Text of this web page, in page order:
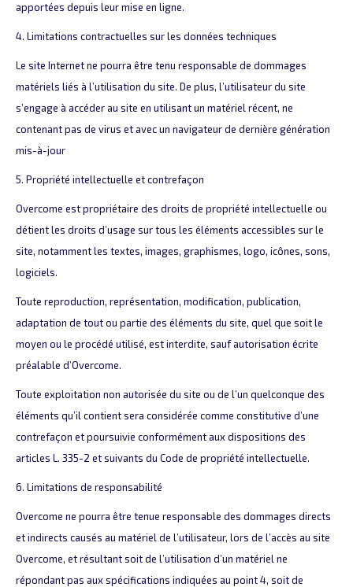
apportées depuis leur mise en ligne.
4. Limitations contractuelles sur les données techniques
Le site Internet ne pourra être tenu responsable de dommages
matériels liés à l’utilisation du site. De plus, l’utilisateur du site
s’engage à accéder au site en utilisant un matériel récent, ne
contenant pas de virus et avec un navigateur de dernière génération
mis-à-jour
5. Propriété intellectuelle et contrefaçon
Overcome est propriétaire des droits de propriété intellectuelle ou
détient les droits d’usage sur tous les éléments accessibles sur le
site, notamment les textes, images, graphismes, logo, icônes, sons,
logiciels.
Toute reproduction, représentation, modification, publication,
adaptation de tout ou partie des éléments du site, quel que soit le
moyen ou le procédé utilisé, est interdite, sauf autorisation écrite
préalable d’Overcome.
Toute exploitation non autorisée du site ou de l’un quelconque des
éléments qu’il contient sera considérée comme constitutive d’une
contrefaçon et poursuivie conformément aux dispositions des
articles L. 335-2 et suivants du Code de propriété intellectuelle.
6. Limitations de responsabilité
Overcome ne pourra être tenue responsable des dommages directs
et indirects causés au matériel de l’utilisateur, lors de l’accès au site
Overcome, et résultant soit de l’utilisation d’un matériel ne
répondant pas aux spécifications indiquées au point 4, soit de